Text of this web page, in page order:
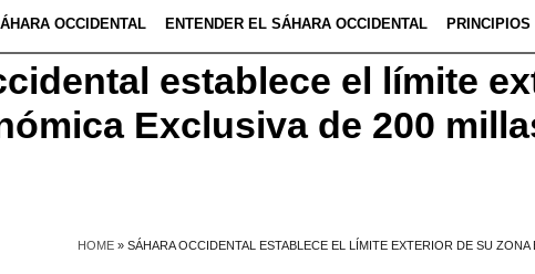
OCCIDENTAL ENTENDER EL SÁHARA OCCIDENTAL
establece el límite
Exclusiva de 200
HOME » SÁHARA OCCIDENTAL ESTABLECE EL LÍMITE EXTERIOR DE SU